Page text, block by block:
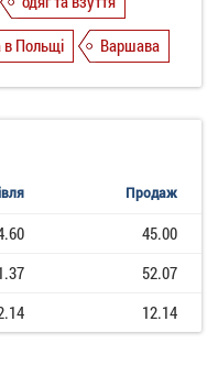
в Польщі Варшава
Продаж
45.00
52.07
12.14